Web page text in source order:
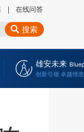
在线问答
搜索
雄安未来
创新引领 卓越缔造